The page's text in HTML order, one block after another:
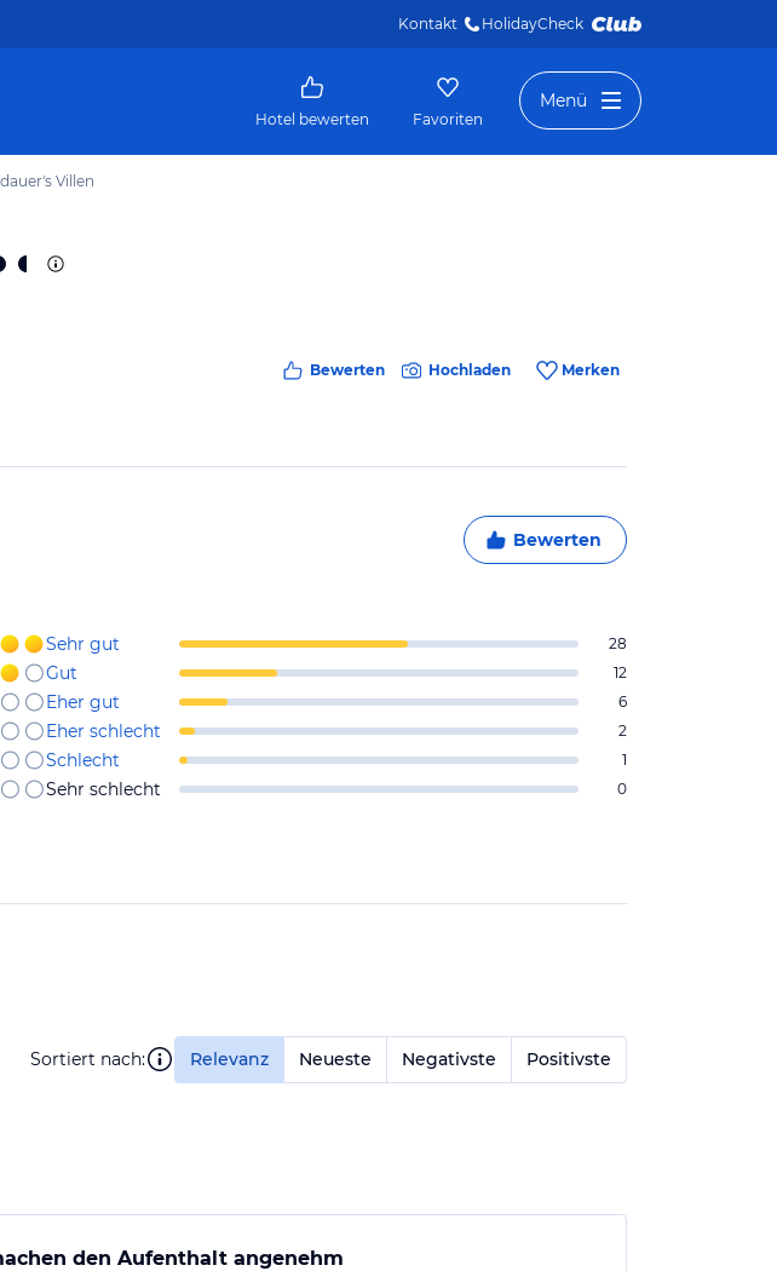
Kontakt HolidayCheck
Hotel bewerten Favoriten
Menü
Villen
Bewerten Hochladen Merken
Bewerten
Sehr gut 28
Gut 12
Eher gut 6
Eher schlecht 2
Schlecht 1
Sehr schlecht 0
Sortiert nach: Relevanz Neueste Negativste Positivste
den Aufenthalt angenehm